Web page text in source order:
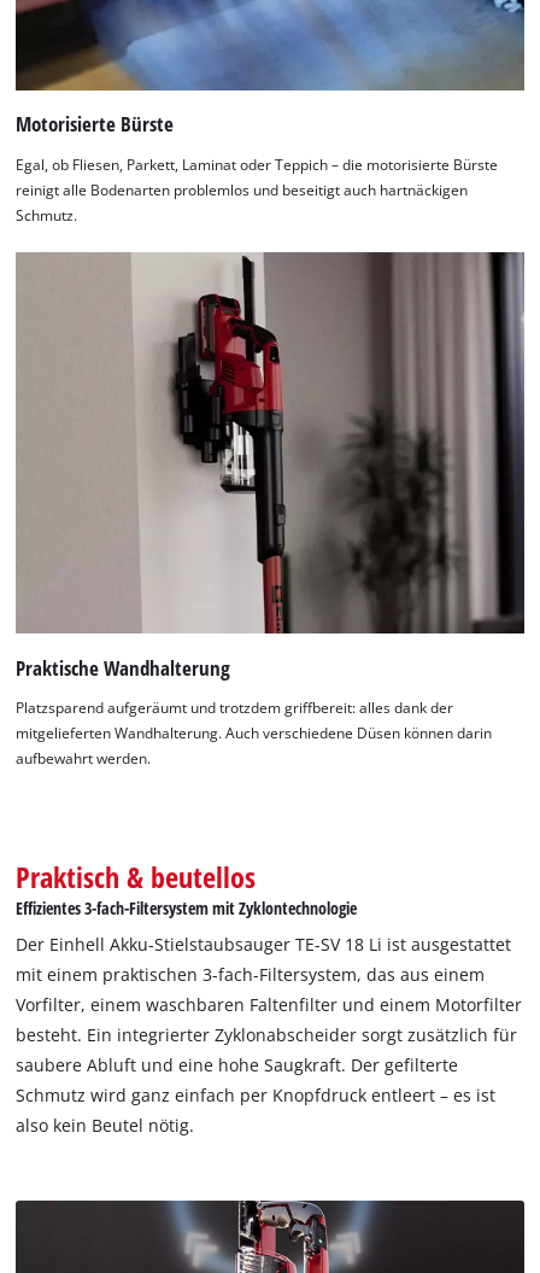
Motorisierte Bürste
Egal, ob Fliesen, Parkett, Laminat oder Teppich – die motorisierte Bürste
reinigt alle Bodenarten problemlos und beseitigt auch hartnäckigen
Schmutz.
Praktische Wandhalterung
Platzsparend aufgeräumt und trotzdem griffbereit: alles dank der
mitgelieferten Wandhalterung. Auch verschiedene Düsen können darin
aufbewahrt werden.
Praktisch & beutellos
Effizientes 3-fach-Filtersystem mit Zyklontechnologie
Der Einhell Akku-Stielstaubsauger TE-SV 18 Li ist ausgestattet
mit einem praktischen 3-fach-Filtersystem, das aus einem
Vorfilter, einem waschbaren Faltenfilter und einem Motorfilter
besteht. Ein integrierter Zyklonabscheider sorgt zusätzlich für
saubere Abluft und eine hohe Saugkraft. Der gefilterte
Schmutz wird ganz einfach per Knopfdruck entleert – es ist
also kein Beutel nötig.